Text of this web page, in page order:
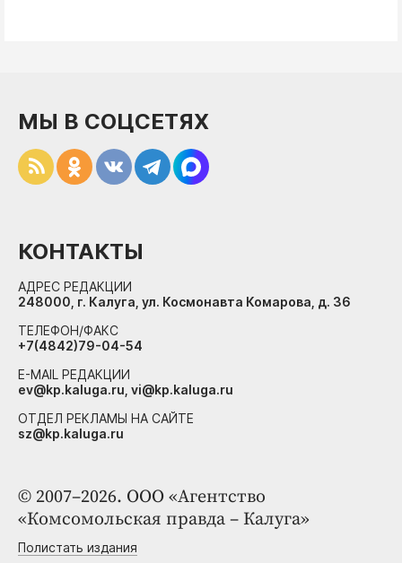
© 2007–2026. ООО «Агентство
«Комсомольская правда – Калуга»
Полистать издания
МЫ В СОЦСЕТЯХ
КОНТАКТЫ
АДРЕС РЕДАКЦИИ
248000, г. Калуга, ул. Космонавта Комарова, д. 36
ТЕЛЕФОН/ФАКС
+7(4842)79-04-54
E-MAIL РЕДАКЦИИ
ev@kp.kaluga.ru, vi@kp.kaluga.ru
ОТДЕЛ РЕКЛАМЫ НА САЙТЕ
sz@kp.kaluga.ru